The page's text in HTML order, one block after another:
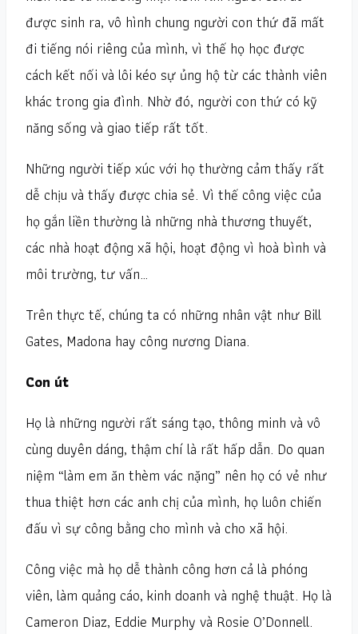
được sinh ra, vô hình chung người con thứ đã mất
đi tiếng nói riêng của mình, vì thế họ học được
cách kết nối và lôi kéo sự ủng hộ từ các thành viên
khác trong gia đình. Nhờ đó, người con thứ có kỹ
năng sống và giao tiếp rất tốt.
Những người tiếp xúc với họ thường cảm thấy rất
dễ chịu và thấy được chia sẻ. Vì thế công việc của
họ gắn liền thường là những nhà thương thuyết,
các nhà hoạt động xã hội, hoạt động vì hoà bình và
môi trường, tư vấn…
Trên thực tế, chúng ta có những nhân vật như Bill
Gates, Madona hay công nương Diana.
Con út
Họ là những người rất sáng tạo, thông minh và vô
cùng duyên dáng, thậm chí là rất hấp dẫn. Do quan
niệm “làm em ăn thèm vác nặng” nên họ có vẻ như
thua thiệt hơn các anh chị của mình, họ luôn chiến
đấu vì sự công bằng cho mình và cho xã hội.
Công việc mà họ dễ thành công hơn cả là phóng
viên, làm quảng cáo, kinh doanh và nghệ thuật. Họ là
Cameron Diaz, Eddie Murphy và Rosie O’Donnell.